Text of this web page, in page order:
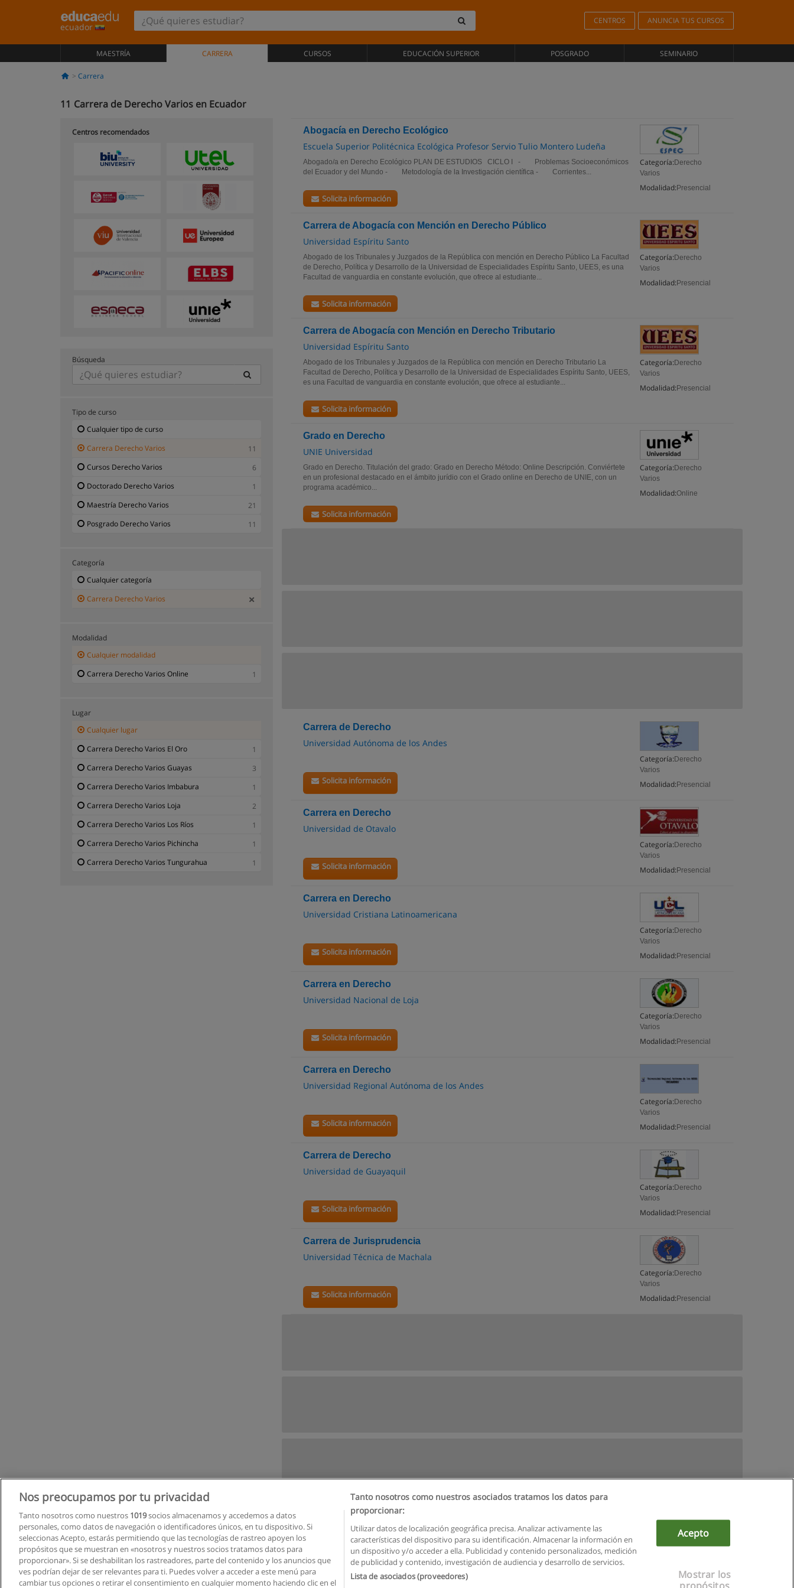
ecuador
CENTROS ANUNCIA TUS CURSOS
MAESTRÍA CARRERA CURSOS EDUCACIÓN SUPERIOR POSGRADO SEMINARIO
Carrera
11 Carrera de Derecho Varios en Ecuador
Abogacía en Derecho Ecológico
Escuela Superior Politécnica Ecológica Profesor Servio Tulio Montero Ludeña
Categoría: Derecho
Varios
Modalidad: Presencial
Abogado/a en Derecho Ecológico PLAN DE ESTUDIOS CICLO I - Problemas Socioeconómicos
del Ecuador y del Mundo - Metodología de la Investigación científica - Corrientes...
Solicita información
Carrera de Abogacía con Mención en Derecho Público
Universidad Espíritu Santo
Categoría: Derecho
Varios
Modalidad: Presencial
Abogado de los Tribunales y Juzgados de la República con mención en Derecho Público La Facultad
de Derecho, Política y Desarrollo de la Universidad de Especialidades Espíritu Santo, UEES, es una
Facultad de vanguardia en constante evolución, que ofrece al estudiante...
Solicita información
Carrera de Abogacía con Mención en Derecho Tributario
Universidad Espíritu Santo
Categoría: Derecho
Varios
Modalidad: Presencial
Abogado de los Tribunales y Juzgados de la República con mención en Derecho Tributario La
Facultad de Derecho, Política y Desarrollo de la Universidad de Especialidades Espíritu Santo, UEES,
es una Facultad de vanguardia en constante evolución, que ofrece al estudiante...
Solicita información
Grado en Derecho
UNIE Universidad
Categoría: Derecho
Varios
Modalidad:Online
Grado en Derecho. Titulación del grado: Grado en Derecho Método: Online Descripción. Conviértete
en un profesional destacado en el ámbito jurídio con el Grado online en Derecho de UNIE, con un
programa académico...
Solicita información
Carrera de Derecho
Universidad Autónoma de los Andes
Categoría: Derecho
Varios
Modalidad: Presencial
Solicita información
Carrera en Derecho
Universidad de Otavalo
Categoría: Derecho
Varios
Modalidad: Presencial
Solicita información
Carrera en Derecho
Universidad Cristiana Latinoamericana
Categoría: Derecho
Varios
Modalidad: Presencial
Solicita información
Carrera en Derecho
Universidad Nacional de Loja
Categoría: Derecho
Varios
Modalidad: Presencial
Solicita información
Carrera en Derecho
Universidad Regional Autónoma de los Andes
Categoría: Derecho
Varios
Modalidad: Presencial
Solicita información
Carrera de Derecho
Universidad de Guayaquil
Categoría: Derecho
Varios
Modalidad: Presencial
Solicita información
Carrera de Jurisprudencia
Universidad Técnica de Machala
Categoría: Derecho
Varios
Modalidad: Presencial
Solicita información
Centros recomendados
Búsqueda
Tipo de curso
Cualquier tipo de curso
Carrera Derecho Varios
11
Cursos Derecho Varios
6
Doctorado Derecho Varios
1
Maestría Derecho Varios
21
Posgrado Derecho Varios
11
Categoría
Cualquier categoría
Carrera Derecho Varios
Modalidad
Cualquier modalidad
Carrera Derecho Varios Online
1
Lugar
Cualquier lugar
Carrera Derecho Varios El Oro
1
Carrera Derecho Varios Guayas
3
Carrera Derecho Varios Imbabura
1
Carrera Derecho Varios Loja
2
Carrera Derecho Varios Los Ríos
1
Carrera Derecho Varios Pichincha
1
Carrera Derecho Varios Tungurahua
1
Reglas de uso Privacidad de datos Contactar con Educaedu
Copyright © Educaedu Business S.L. - CIF : B-95610580: - www.educaedu.com.ec
Nos preocupamos por tu privacidad
Tanto nosotros como nuestros 1019socios almacenamos y accedemos a datos
personales, como datos de navegación o identificadores únicos, en tu dispositivo. Si
seleccionas Acepto, estarás permitiendo que las tecnologías de rastreo apoyen los
propósitos que se muestran en «nosotros y nuestros socios tratamos datos para
proporcionar». Si se deshabilitan los rastreadores, parte del contenido y los anuncios que
ves podrían dejar de ser relevantes para ti. Puedes volver a acceder a este menú para
cambiar tus opciones o retirar el consentimiento en cualquier momento haciendo clic en el
Tanto nosotros como nuestros asociados tratamos los datos para
proporcionar:
Utilizar datos de localización geográfica precisa. Analizar activamente las
características del dispositivo para su identificación. Almacenar la información en
un dispositivo y/o acceder a ella. Publicidad y contenido personalizados, medición
de publicidad y contenido, investigación de audiencia y desarrollo de servicios.
Lista de asociados (proveedores)
Acepto
Mostrar los
propósitos